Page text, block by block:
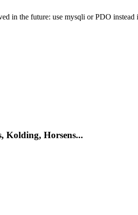
in the future: use mysqli or PDO instead
Kolding, Horsens...